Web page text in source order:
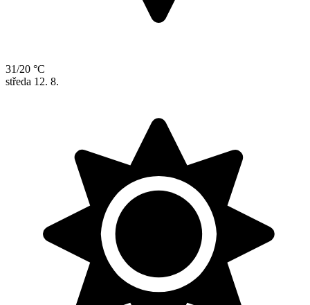
31/20 °C
středa 12. 8.